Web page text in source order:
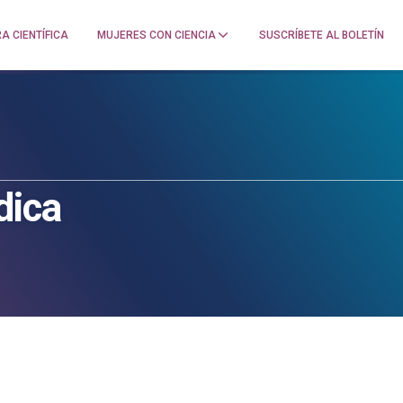
CIENTÍFICA MUJERES CON CIENCIA SUSCRÍBETE AL BOLETÍN